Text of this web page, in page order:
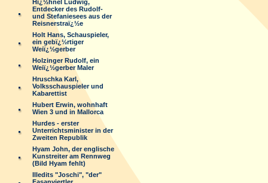
Hï¿½hnel Ludwig,
Entdecker des Rudolf-
und Stefaniesees aus der
Reisnerstraï¿½e
Holt Hans, Schauspieler,
ein gebï¿½rtiger
Weiï¿½gerber
Holzinger Rudolf, ein
Weiï¿½gerber Maler
Hruschka Karl,
Volksschauspieler und
Kabarettist
Hubert Erwin, wohnhaft
Wien 3 und in Mallorca
Hurdes - erster
Unterrichtsminister in der
Zweiten Republik
Hyam John, der englische
Kunstreiter am Rennweg
(Bild Hyam fehlt)
Illedits "Joschi", "der"